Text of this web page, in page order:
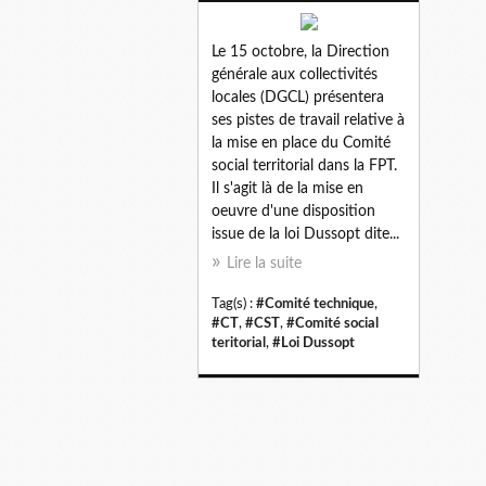
Le 15 octobre, la Direction
générale aux collectivités
locales (DGCL) présentera
ses pistes de travail relative à
la mise en place du Comité
social territorial dans la FPT.
Il s'agit là de la mise en
oeuvre d'une disposition
issue de la loi Dussopt dite...
Lire la suite
Tag(s) : #Comité technique,
#CT, #CST, #Comité social
teritorial , #Loi Dussopt